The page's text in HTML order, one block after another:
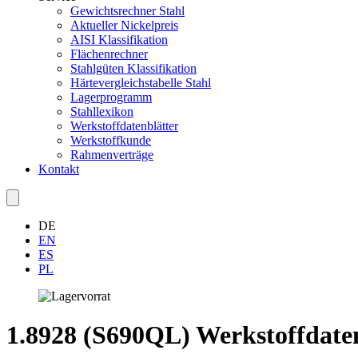
Gewichtsrechner Stahl
Aktueller Nickelpreis
AISI Klassifikation
Flächenrechner
Stahlgüten Klassifikation
Härtevergleichstabelle Stahl
Lagerprogramm
Stahllexikon
Werkstoffdatenblätter
Werkstoffkunde
Rahmenverträge
Kontakt
DE
EN
ES
PL
1.8928 (S690QL)